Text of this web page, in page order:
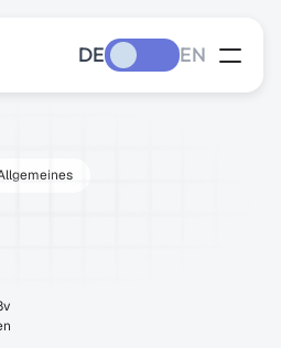
DE EN